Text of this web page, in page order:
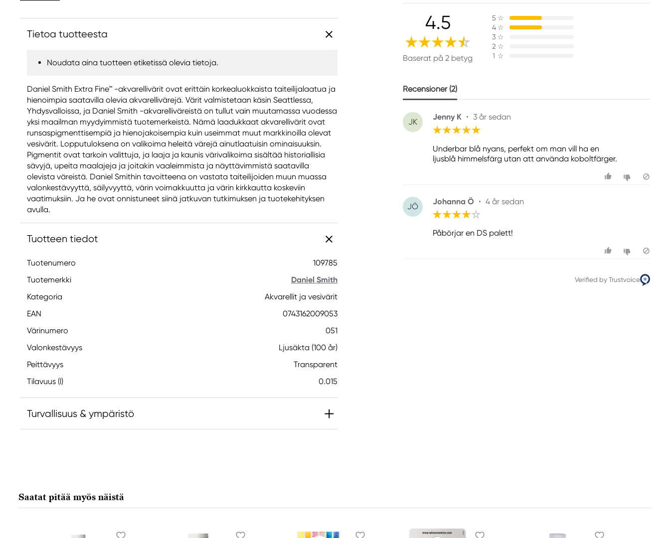
Tietoa tuotteesta
Noudata aina tuotteen etiketissä olevia tietoja.
Daniel Smith Extra Fine™ -akvarellivärit ovat erittäin korkealuokkaista taiteilijalaatua ja
hienoimpia saatavilla olevia akvarellivärejä. Värit valmistetaan käsin Seattlessa,
Yhdysvalloissa, ja Daniel Smith -akvarelliväreistä on tullut vain muutamassa vuodessa
yksi maailman myydyimmistä tuotemerkeistä. Nämä laadukkaat akvarellivärit ovat
runsaspigmenttisempiä ja hienojakoisempia kuin useimmat muut markkinoilla olevat
vesivärit. Lopputuloksena on valikoima heleitä värejä ainutlaatuisin ominaisuuksin.
Pigmentit ovat tarkoin valittuja, ja laaja ja kaunis värivalikoima sisältää historiallisia
sävyjä, upeita maalajeja ja joitakin vaaleimmista ja näyttävimmistä saatavilla
olevista väreistä. Daniel Smithin tavoitteena on vastata taiteilijoiden muun muassa
valonkestävyyttä, säilyvyyttä, värin voimakkuutta ja värin kirkkautta koskeviin
vaatimuksiin. Ja he ovat onnistuneet siinä jatkuvan tutkimuksen ja tuotekehityksen
avulla.
Tuotteen tiedot
Tuotenumero
109785
Tuotemerkki
Daniel Smith
Kategoria
Akvarellit ja vesivärit
EAN
0743162009053
Värinumero
051
Valonkestävyys
Ljusäkta (100 år)
Peittävyys
Transparent
Tilavuus (l)
0.015
Turvallisuus & ympäristö
1160 Köpenhamn K, Denmark
city@stelling.dk
4.5
Baserat på 2 betyg
5 ☆
4 ☆
3 ☆
2 ☆
1 ☆
Recensioner (2)
JK
Jenny K • 3 år sedan
Underbar blå nyans, perfekt om man vill ha en
ljusblå himmelsfärg utan att använda koboltfärger.
JÖ
Johanna Ö • 4 år sedan
Påbörjar en DS palett!
Verified by Trustvoice
Saatat pitää myös näistä